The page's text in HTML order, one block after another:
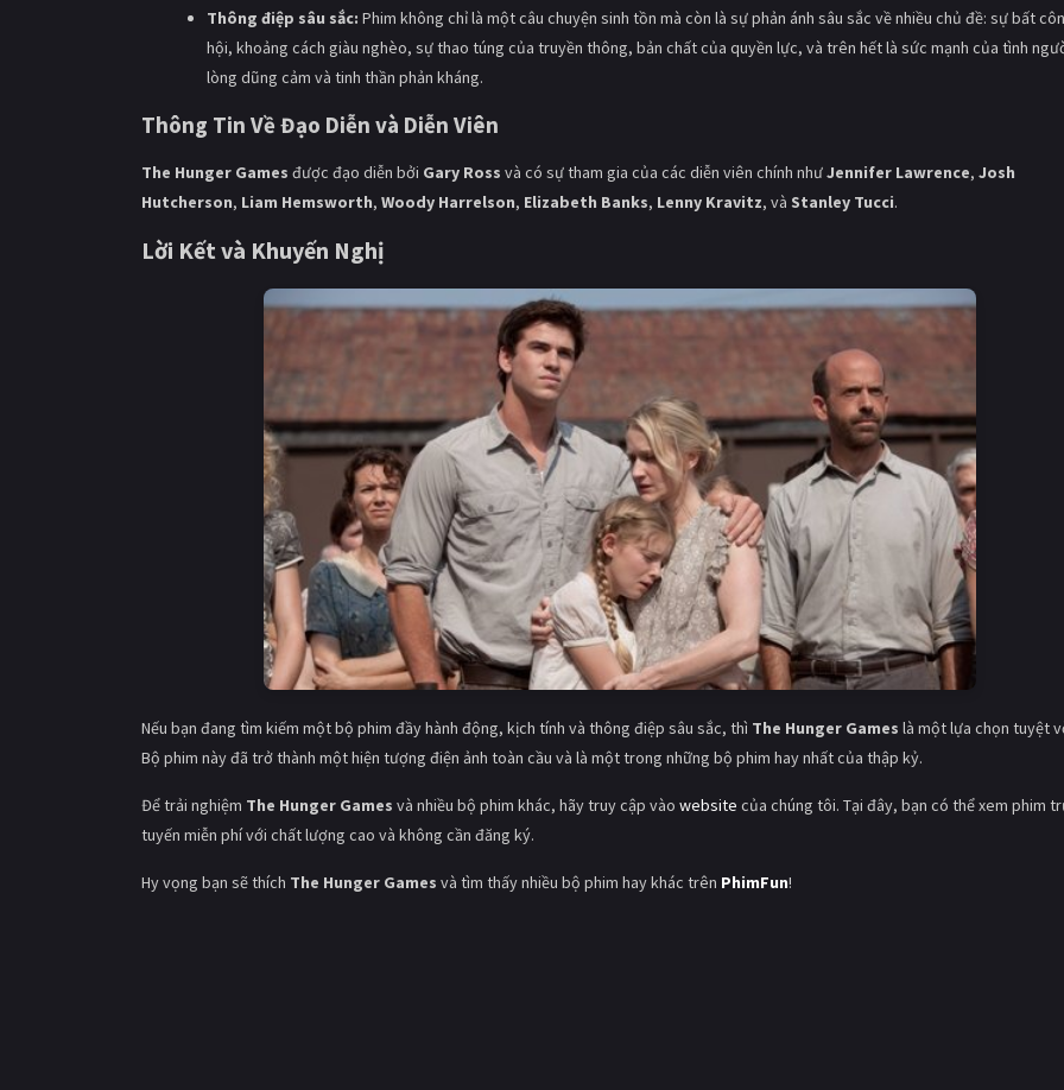
Thông điệp sâu sắc: Phim không chỉ là một câu chuyện sinh tồn mà còn là sự phản ánh sâu sắc về nhiều chủ đề: sự bất
hội, khoảng cách giàu nghèo, sự thao túng của truyền thông, bản chất của quyền lực, và trên hết là sức mạnh của tình
lòng dũng cảm và tinh thần phản kháng.
Thông Tin Về Đạo Diễn và Diễn Viên
The Hunger Games được đạo diễn bởi Gary Ross và có sự tham gia của các diễn viên chính nhưJennifer Lawrence, Josh
Hutcherson, Liam Hemsworth, Woody Harrelson, Elizabeth Banks, Lenny Kravitz, và Stanley Tucci.
Lời Kết và Khuyến Nghị
Nếu bạn đang tìm kiếm một bộ phim đầy hành động, kịch tính và thông điệp sâu sắc, thì The Hunger Games là một lựa chọn tuyệt
Bộ phim này đã trở thành một hiện tượng điện ảnh toàn cầu và là một trong những bộ phim hay nhất của thập kỷ.
Để trải nghiệm The Hunger Games và nhiều bộ phim khác, hãy truy cập vào website của chúng tôi. Tại đây, bạn có thể xem phim
tuyến miễn phí với chất lượng cao và không cần đăng ký.
Hy vọng bạn sẽ thích The Hunger Games và tìm thấy nhiều bộ phim hay khác trên PhimFun!